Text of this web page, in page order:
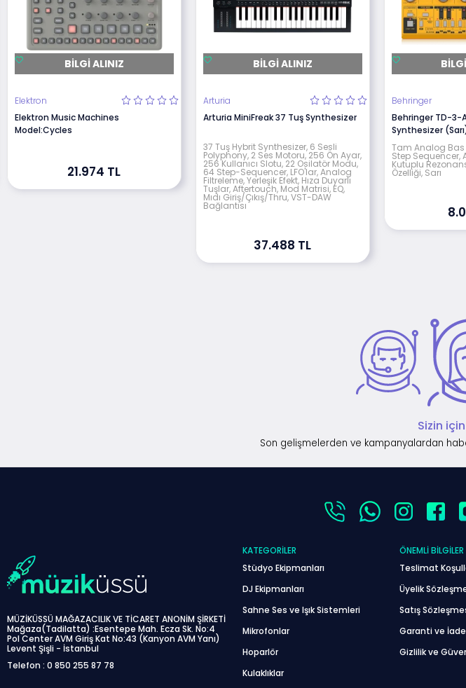
BILGI ALINIZ
Elektron
Elektron Music Machines
Model:Cycles
21.974 TL
BILGI ALINIZ
Arturia
Arturia MiniFreak 37 Tuş Synthesizer
37 Tuş Hybrit Synthesizer, 6 Sesli
Polyphony, 2 Ses Motoru, 256 Ön Ayar,
256 Kullanıcı Slotu, 22 Osilatör Modu,
64 Step-Sequencer, LFO'lar, Analog
Filtreleme, Yerleşik Efekt, Hıza Duyarlı
Tuşlar, Aftertouch, Mod Matrisi, EQ,
Mıdı Giriş/Çıkış/Thru, VST-DAW
Bağlantısı
37.488 TL
Behringer
Behringer TD-3-
Synthesizer
Tam Analog Bas
Step Sequencer,
Kutuplu
Özelliği, Sarı
Sizin
Son gelişmelerden ve kampanyalardan
MÜZİKÜSSÜ MAĞAZACILIK VE TİCARET ANONİM ŞİRKETİ
Mağaza(Tadilatta) :Esentepe Mah. Ecza Sk. No:4
Pol Center AVM Giriş Kat No:43 (Kanyon AVM Yanı)
Levent Şişli - İstanbul
Telefon : 0 850 255 87 78
KATEGORILER
Stüdyo Ekipmanları
DJ Ekipmanları
Sahne Ses ve Işık Sistemleri
Mikrofonlar
Hoparlör
Kulaklıklar
ÖNEMLI BILGILER
Teslimat
Üyelik
Satış
Garanti ve İade
Gizlilik ve